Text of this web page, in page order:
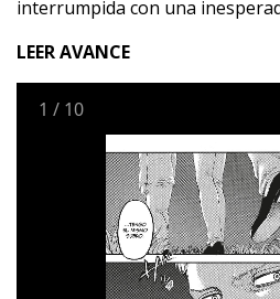
interrumpida con una
LEER AVANCE
1 / 10